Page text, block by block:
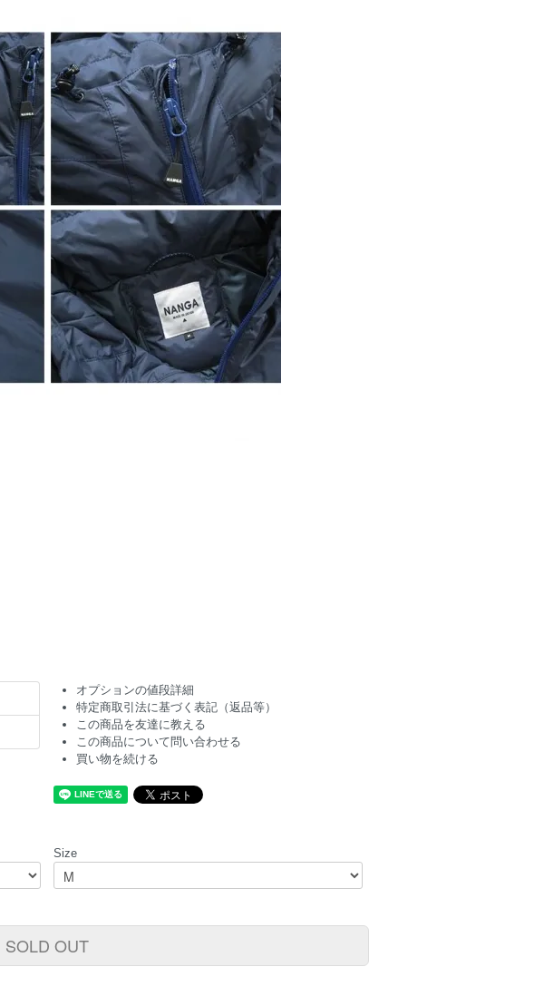
オプションの値段詳細
特定商取引法に基づく表記（返品等）
この商品を友達に教える
この商品について問い合わせる
買い物を続ける
Size
SOLD OUT